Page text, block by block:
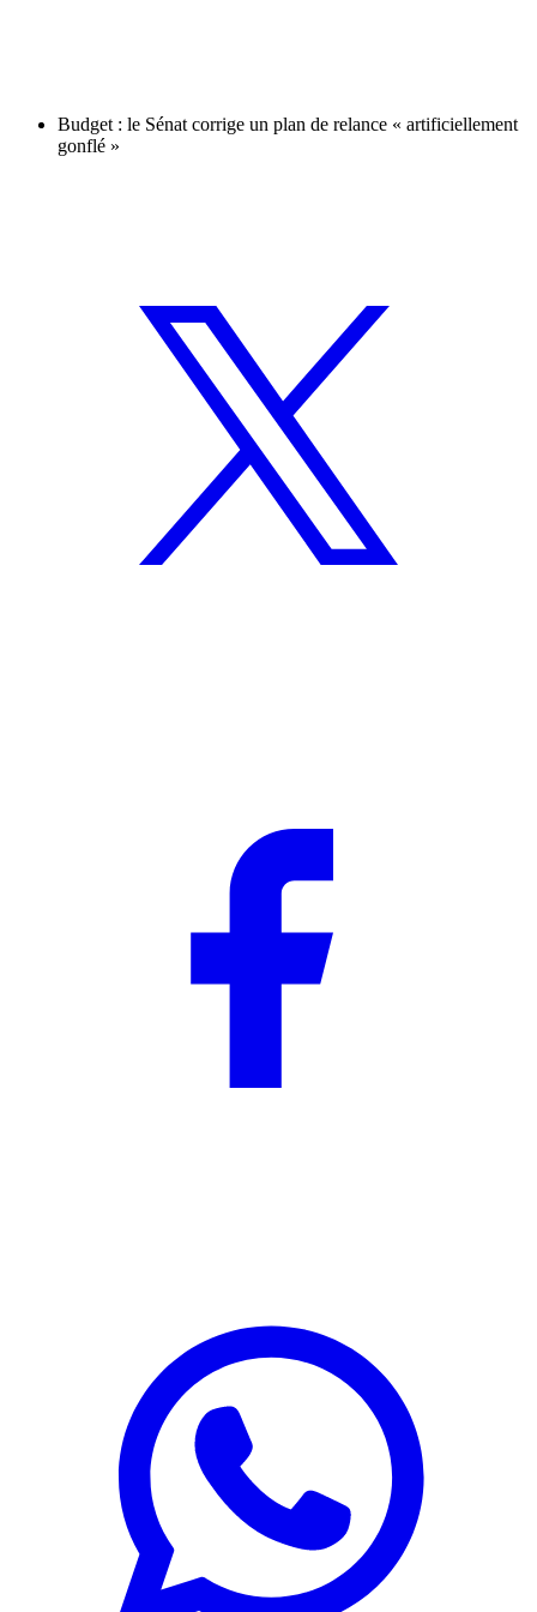
Budget : le Sénat corrige un plan de relance « artificiellement
gonflé »